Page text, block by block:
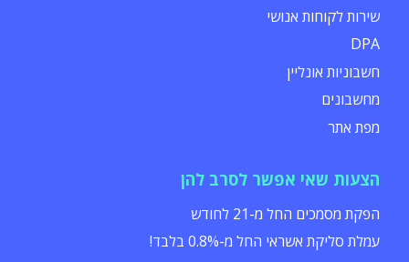
שירות לקוחות אנושי
DPA
חשבוניות אונליין
מחשבונים
מפת אתר
הצעות שאי אפשר לסרב להן
הפקת מסמכים החל מ-21 לחודש
עמלת סליקת אשראי החל מ-0.8% בלבד!